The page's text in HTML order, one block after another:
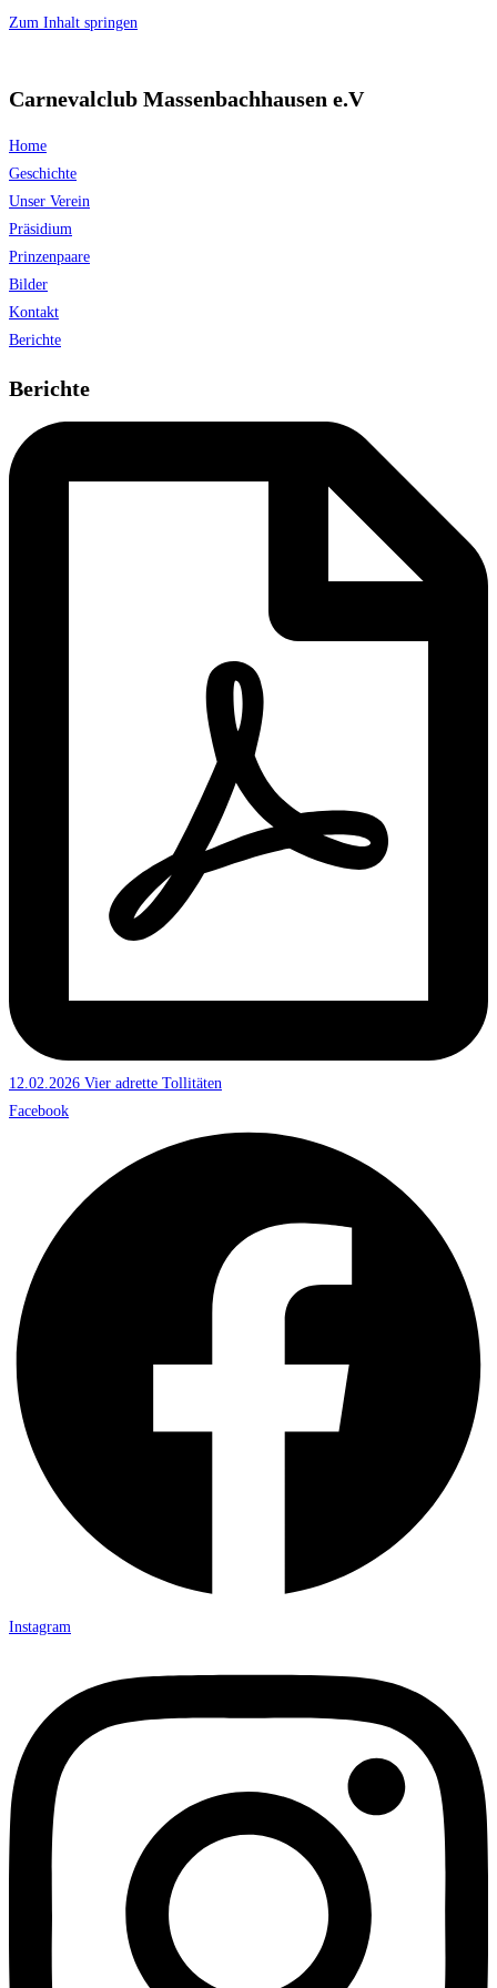
Zum Inhalt springen
Carnevalclub Massenbachhausen e.V
Home
Geschichte
Unser Verein
Präsidium
Prinzenpaare
Bilder
Kontakt
Berichte
Berichte
12.02.2026 Vier adrette Tollitäten
Facebook
Instagram